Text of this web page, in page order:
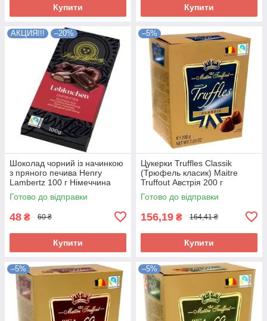
Купити Купити
АКЦИЯ!!! –20%
Шоколад чорний із начинкою
з пряного печива Henry
Lambertz 100 г Німеччина
Готово до відправки
48 ₴ 60 ₴
Купити
–5%
Цукерки Truffles Classik
(Трюфель класик) Maitre
Truffout Австрія 200 г
Готово до відправки
156,19 ₴ 164,41 ₴
Купити
–5% –5%